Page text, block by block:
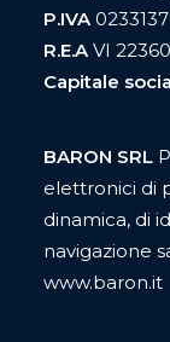
P.IVA
R.E.AVI
Capitale
BARON SRL P
elettronici di
dinamica, di
navigazione
www.baron.it